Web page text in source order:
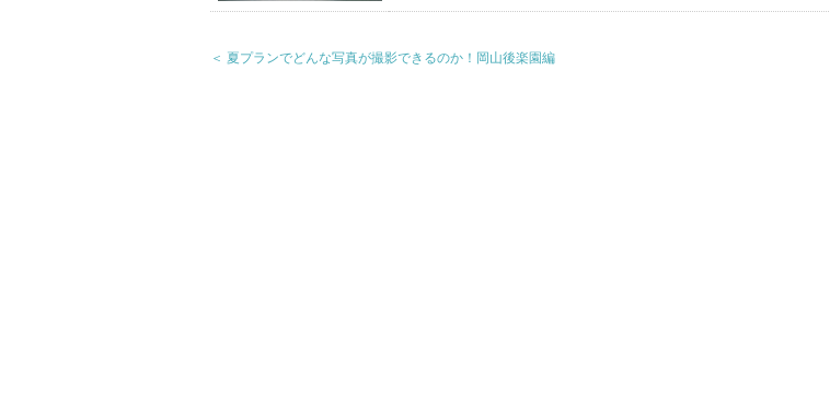
＜ 夏プランでどんな写真が撮影できるのか！岡山後楽園編